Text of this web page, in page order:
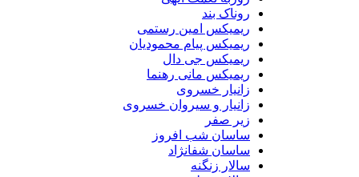
روناک بند
ریمیکس امین رستمی
ریمیکس پیام محمودیان
ریمیکس جی دال
ریمیکس مانی رهنما
زانیار خسروی
زانیار و سیروان خسروی
زیر صفر
ساسان شب افروز
ساسان شفانژاد
سالار زنگنه